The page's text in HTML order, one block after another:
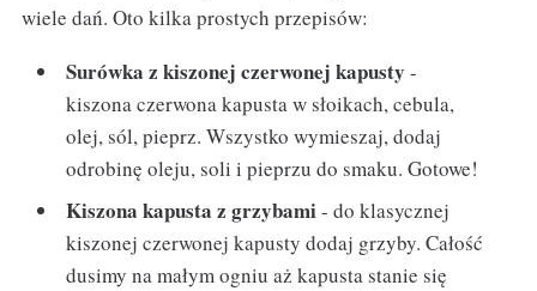
wiele dań. Oto kilka prostych przepisów:
Surówka z kiszonej czerwonej kapusty -
kiszona czerwona kapusta w słoikach, cebula,
olej, sól, pieprz. Wszystko wymieszaj, dodaj
odrobinę oleju, soli i pieprzu do smaku. Gotowe!
Kiszona kapusta z grzybami- do klasycznej
kiszonej czerwonej kapusty dodaj grzyby. Całość
dusimy na małym ogniu aż kapusta stanie się